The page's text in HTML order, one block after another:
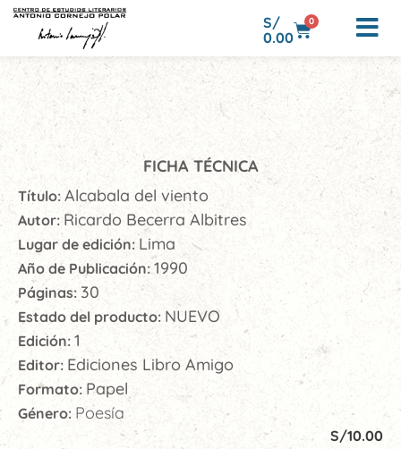
S/
0.00
0
FICHA TÉCNICA
Título: Alcabala del viento
Autor: Ricardo Becerra Albitres
Lugar de edición: Lima
Año de Publicación:1990
Páginas: 30
Estado del producto: NUEVO
Edición: 1
Editor: Ediciones Libro Amigo
Formato: Papel
Género: Poesía
S/10.00